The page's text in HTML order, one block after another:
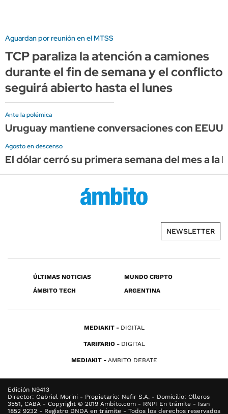
Aguardan por reunión en el MTSS
TCP paraliza la atención a camiones
durante el fin de semana y el conflicto
seguirá abierto hasta el lunes
Ante la polémica
Uruguay mantiene conversaciones con
Agosto en descenso
El dólar cerró su primera semana del mes a la
NEWSLETTER
ÚLTIMAS NOTICIAS
MUNDO CRIPTO
ÁMBITO TECH
ARGENTINA
MEDIAKIT DIGITAL
TARIFARIO DIGITAL
MEDIAKIT AMBITO DEBATE
Edición N9413
Director: Gabriel Morini - Propietario: Nefir S.A. - Domicilio: Olleros
3551, CABA - Copyright © 2019 Ambito.com - RNPI En trámite - Issn
1852 9232 - Registro DNDA en trámite - Todos los derechos reservados